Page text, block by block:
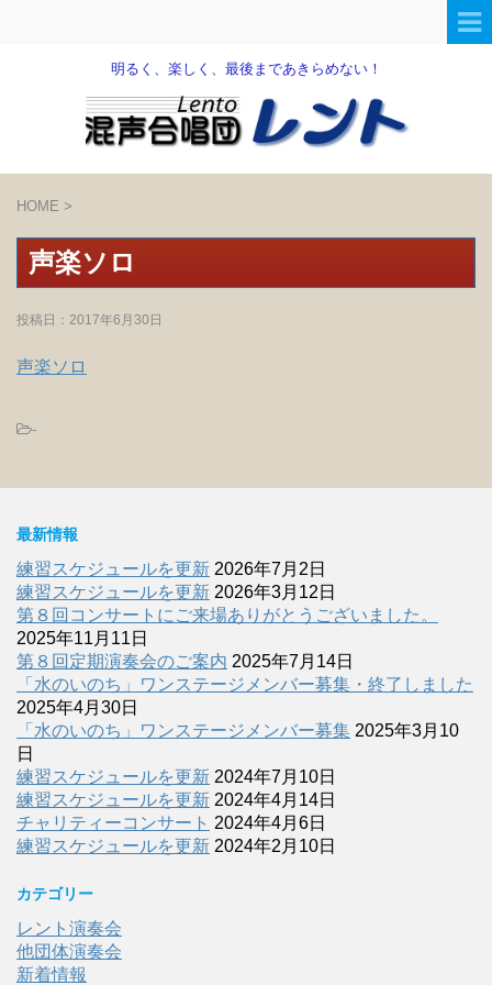
明るく、楽しく、最後まであきらめない！
HOME >
声楽ソロ
投稿日： 2017年6月30日
声楽ソロ
-
最新情報
練習スケジュールを更新 2026年7月2日
練習スケジュールを更新 2026年3月12日
第８回コンサートにご来場ありがとうございました。
2025年11月11日
第８回定期演奏会のご案内 2025年7月14日
「水のいのち」ワンステージメンバー募集・終了しました
2025年4月30日
「水のいのち」ワンステージメンバー募集 2025年3月10
日
練習スケジュールを更新 2024年7月10日
練習スケジュールを更新 2024年4月14日
チャリティーコンサート 2024年4月6日
練習スケジュールを更新 2024年2月10日
カテゴリー
レント演奏会
他団体演奏会
新着情報